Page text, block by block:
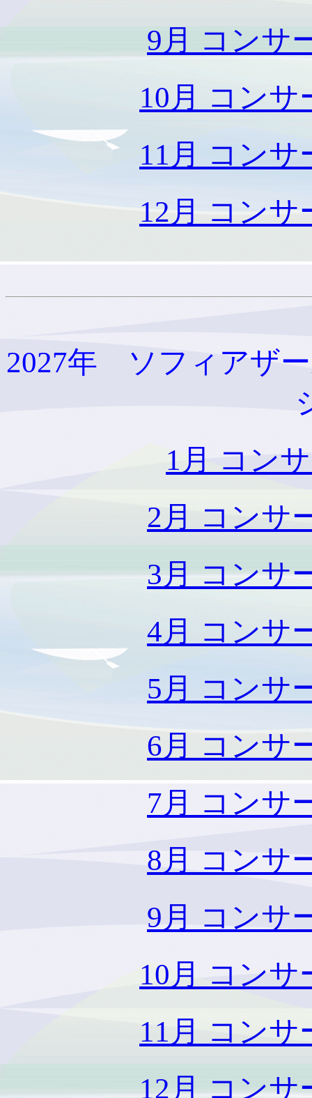
9月 コンサ
10月 コン
11月 コン
12月 コン
2027年 ソフィアザ
1月 コン
2月 コンサ
3月 コンサ
4月 コンサ
5月 コンサ
6月 コンサ
7月 コンサ
8月 コンサ
9月 コンサ
10月 コン
11月 コン
12月 コンサ